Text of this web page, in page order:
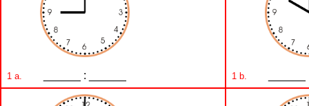
1 a. ______ : ______ 1 b.